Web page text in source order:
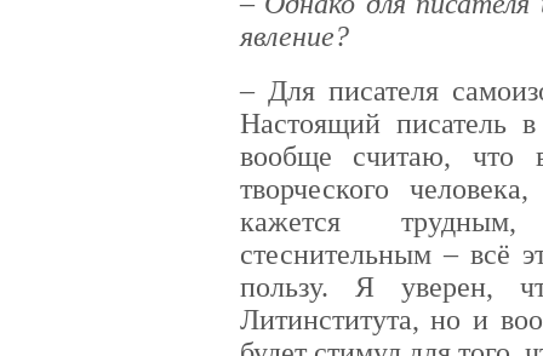
явление?
– Для писателя
Настоящий писатель
вообще считаю, что
творческого
кажется
стеснительным – всё
пользу. Я уверен,
Литинститута, но и